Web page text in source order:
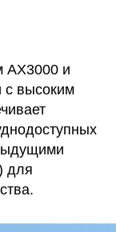
AX3000 и
с высоким
для